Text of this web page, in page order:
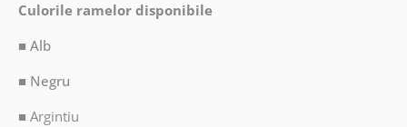
Culorile ramelor disponibile
■ Alb
■ Negru
■ Argintiu